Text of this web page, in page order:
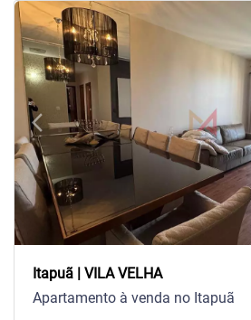
arrow_back_iosPrevious
Itapuã | VILA VELHA
Apartamento à venda no Itapuã